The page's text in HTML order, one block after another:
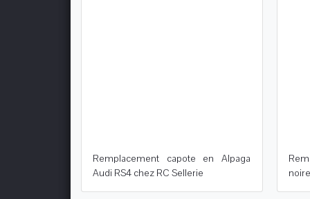
Remplacement capote en Alpaga
Audi RS4 chez RC Sellerie